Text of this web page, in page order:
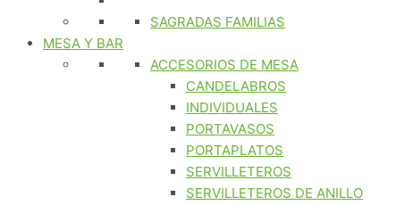
SAGRADAS FAMILIAS
MESA Y BAR
ACCESORIOS DE MESA
CANDELABROS
INDIVIDUALES
PORTAVASOS
PORTAPLATOS
SERVILLETEROS
SERVILLETEROS DE ANILLO